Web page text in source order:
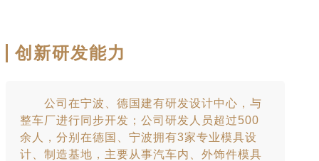
创新研发能力
公司在宁波、德国建有研发设计中心，与
整车厂进行同步开发；公司研发人员超过500
余人，分别在德国、宁波拥有3家专业模具设
计、制造基地，主要从事汽车内、外饰件模具